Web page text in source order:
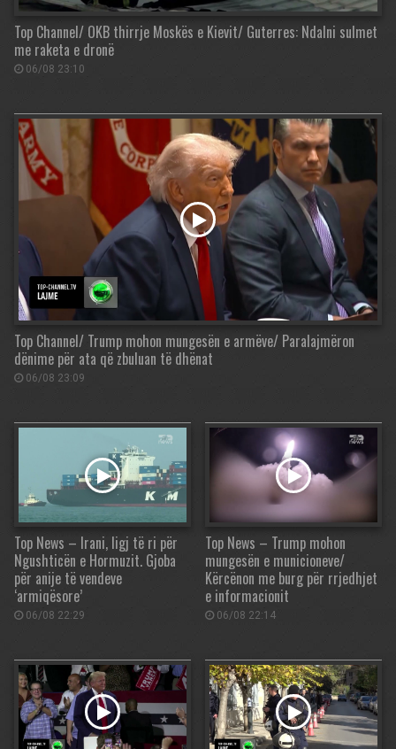
Top Channel/ OKB thirrje Moskës e Kievit/ Guterres: Ndalni sulmet
me raketa e dronë
06/08 23:10
Top Channel/ Trump mohon mungesën e armëve/ Paralajmëron
dënime për ata që zbuluan të dhënat
06/08 23:09
Top News – Irani, ligj të ri për
Ngushticën e Hormuzit. Gjoba
për anije të vendeve
‘armiqësore’
06/08 22:29
Top News – Trump mohon
mungesën e municioneve/
Kërcënon me burg për rrjedhjet
e informacionit
06/08 22:14